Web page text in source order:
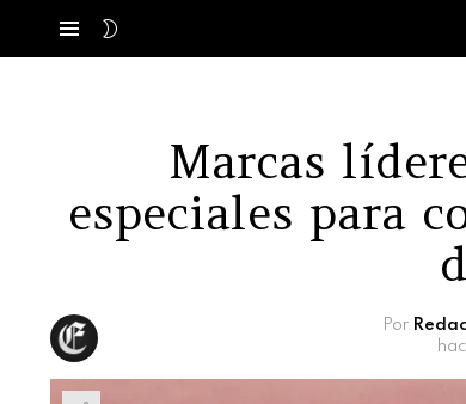
Marcas
especiales para
Por